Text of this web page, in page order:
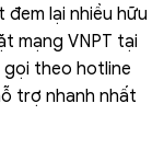
đem lại nhiều hữu
mạng VNPT tại
gọi theo hotline
trợ nhanh nhất